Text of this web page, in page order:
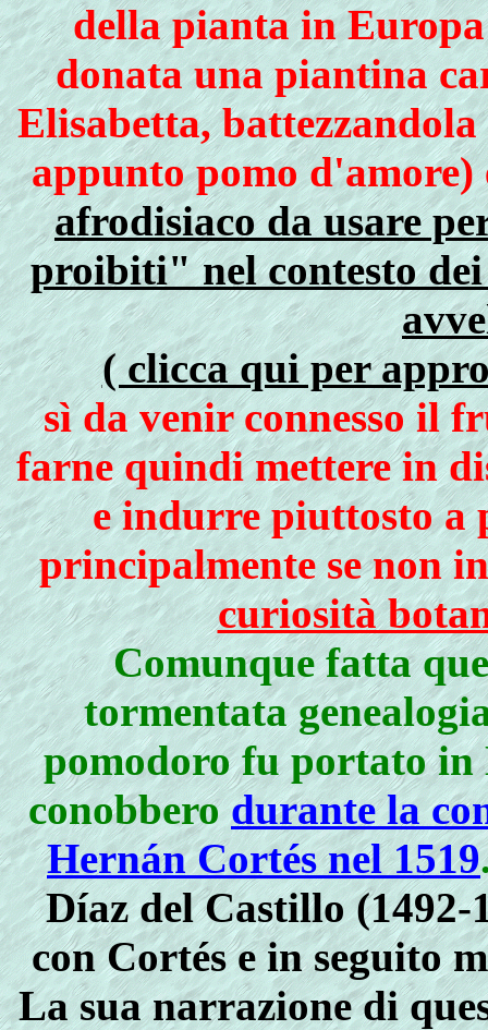
della pianta in
donata una piantina
Elisabetta,
appunto pomo d'amore)
afrodisiaco da usare
proibiti" nel contesto dei
( clicca qui per
sì da venir connesso il
farne quindi mettere in
e indurre piuttosto
principalmente se non
curiosità
Comunque fatta
tormentata
pomodoro fu portato in
conobberodurante la
Hernán Cortés nel 1519
Díaz del Castillo
con Cortés e in seguito
La sua narrazione di